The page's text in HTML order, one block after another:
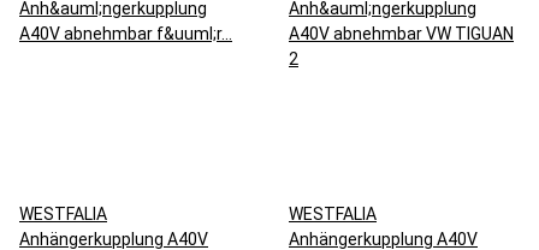
WESTFALIA
Anhängerkupplung A40V
WESTFALIA
Anhängerkupplung A40V